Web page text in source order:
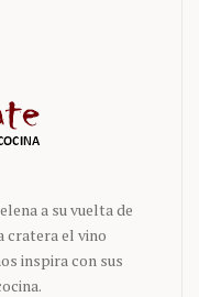
a su vuelta de
cratera el vino
inspira con sus